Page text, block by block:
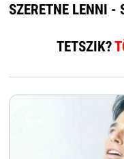
SZERETNE LENNI -
TETSZIK?